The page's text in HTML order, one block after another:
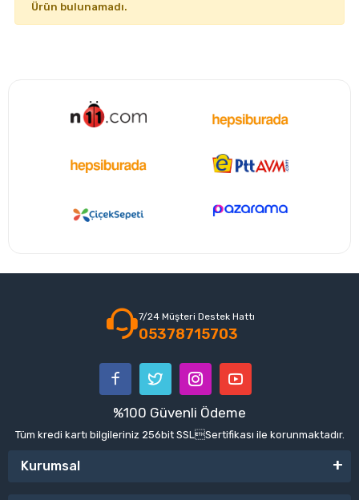
Ürün bulunamadı.
7/24 Müşteri Destek Hattı
05378715703
%100 Güvenli Ödeme
Tüm kredi kartı bilgileriniz 256bit SSLSertifikası ile korunmaktadır.
Kurumsal